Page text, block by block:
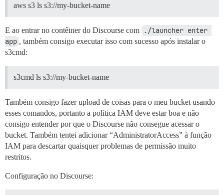
aws s3 ls s3://my-bucket-name
E ao entrar no contêiner do Discourse com
./launcher enter
app , também consigo executar isso com sucesso após instalar o
s3cmd:
s3cmd ls s3://my-bucket-name
Também consigo fazer upload de coisas para o meu bucket usando
esses comandos, portanto a política IAM deve estar boa e não
consigo entender por que o Discourse não consegue acessar o
bucket. Também tentei adicionar “AdministratorAccess” à função
IAM para descartar quaisquer problemas de permissão muito
restritos.
Configuração no Discourse: